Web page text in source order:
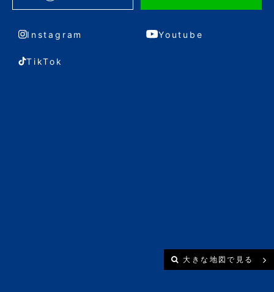
Instagram Youtube
TikTok
大きな地図で見る